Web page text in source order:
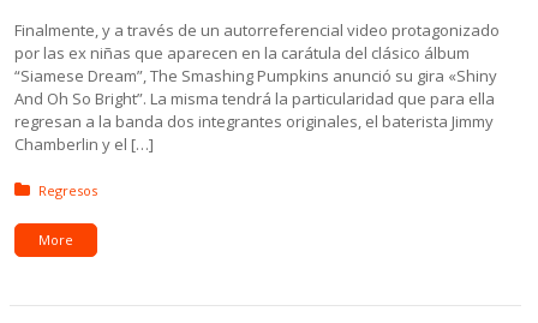
Finalmente, y a través de un autorreferencial video protagonizado
por las ex niñas que aparecen en la carátula del clásico álbum
“Siamese Dream”, The Smashing Pumpkins anunció su gira «Shiny
And Oh So Bright”. La misma tendrá la particularidad que para ella
regresan a la banda dos integrantes originales, el baterista Jimmy
Chamberlin y el […]
Posted in:
Regresos
More